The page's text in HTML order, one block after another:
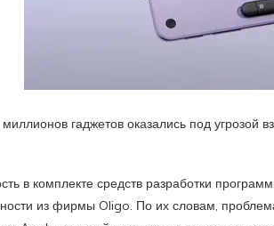
миллионов гаджетов оказались под
в комплекте средств разработки
из фирмы Oligo. По их словам,